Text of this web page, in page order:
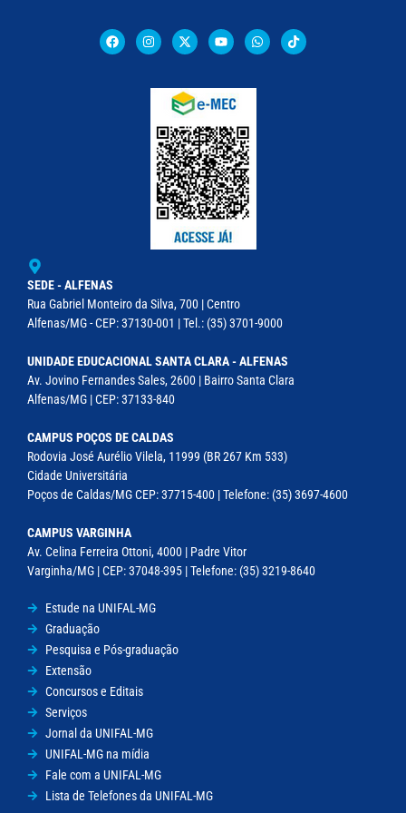
SEDE - ALFENAS
Rua Gabriel Monteiro da Silva, 700 | Centro
Alfenas/MG - CEP: 37130-001 | Tel.: (35) 3701-9000
UNIDADE EDUCACIONAL SANTA CLARA - ALFENAS
Av. Jovino Fernandes Sales, 2600 | Bairro Santa Clara
Alfenas/MG | CEP: 37133-840
CAMPUS POÇOS DE CALDAS
Rodovia José Aurélio Vilela, 11999 (BR 267 Km 533)
Cidade Universitária
Poços de Caldas/MG CEP: 37715-400 | Telefone: (35) 3697-4600
CAMPUS VARGINHA
Av. Celina Ferreira Ottoni, 4000 | Padre Vitor
Varginha/MG | CEP: 37048-395 | Telefone: (35) 3219-8640
Estude na UNIFAL-MG
Graduação
Pesquisa e Pós-graduação
Extensão
Concursos e Editais
Serviços
Jornal da UNIFAL-MG
UNIFAL-MG na mídia
Fale com a UNIFAL-MG
Lista de Telefones da UNIFAL-MG